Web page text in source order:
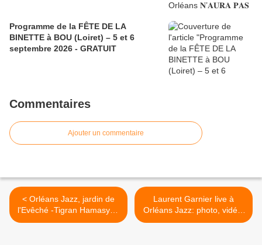
Programme de la FÊTE DE LA
BINETTE à BOU (Loiret) – 5 et 6
septembre 2026 - GRATUIT
Commentaires
Ajouter un commentaire
< Orléans Jazz, jardin de
l'Evêché -Tigran Hamasyan
- photos
Laurent Garnier live à
Orléans Jazz: photo, vidéo,
interview >